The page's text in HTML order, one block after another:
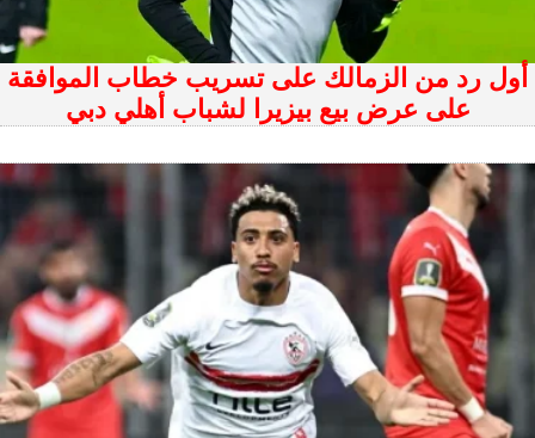
أول رد من الزمالك على تسريب خطاب الموافقة
على عرض بيع بيزيرا لشباب أهلي دبي